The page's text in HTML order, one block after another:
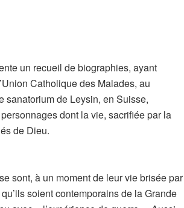
un recueil de biographies, ayant
Catholique des Malades, au
sanatorium de Leysin, en Suisse,
dont la vie, sacrifiée par la
de Dieu.
sont, à un moment de leur vie brisée par
soient contemporains de la Grande